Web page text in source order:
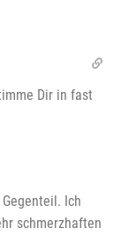
Dir in fast
Ich
schmerzhaften